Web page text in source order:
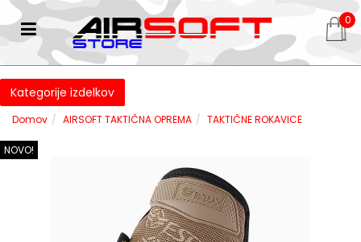
0
Kategorije izdelkov
Domov AIRSOFT TAKTIČNA OPREMA TAKTIČNE ROKAVICE
NOVO!